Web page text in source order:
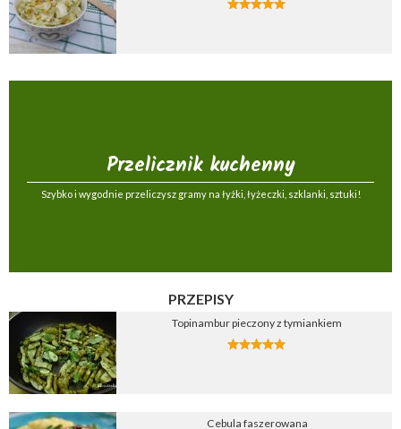
Przelicznik kuchenny
Szybko i wygodnie przeliczysz gramy na łyżki, łyżeczki, szklanki, sztuki!
PRZEPISY
Topinambur pieczony z tymiankiem
Cebula faszerowana